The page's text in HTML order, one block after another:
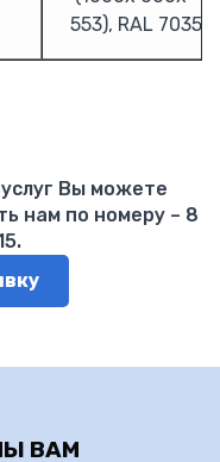
и УЗО
553), RAL 7035
Вы можете
нам по номеру – 8
ВАМ